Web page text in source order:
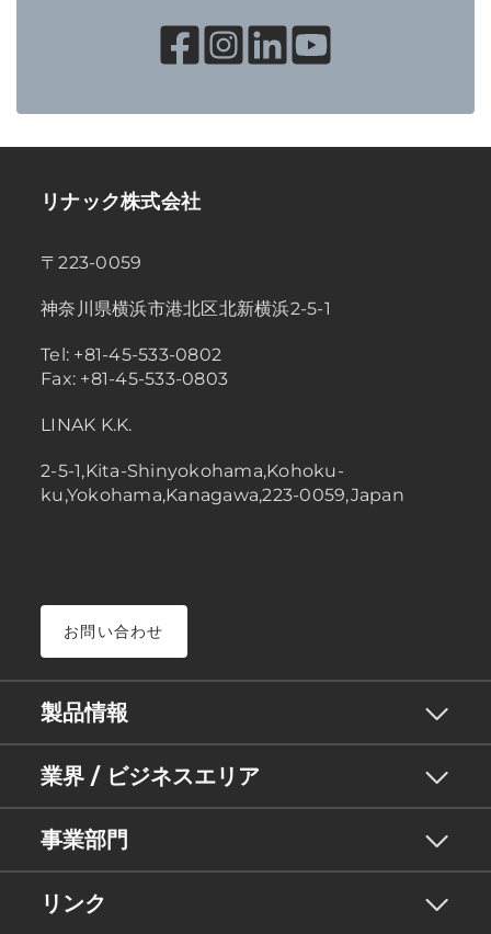
リナック株式会社
〒223-0059
神奈川県横浜市港北区北新横浜2-5-1
Tel: +81-45-533-0802
Fax: +81-45-533-0803
LINAK K.K.
2-5-1,Kita-Shinyokohama,Kohoku-
ku,Yokohama,Kanagawa,223-0059,Japan
お問い合わせ
製品情報
業界 / ビジネスエリア
事業部門
リンク